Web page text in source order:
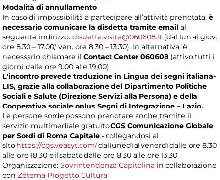
Modalità di annullamento
In caso di impossibilità a partecipare all’attività prenotata, è
necessario comunicare la disdetta tramite email al
seguente indirizzo: disdetta.visite@060608.it (dal lun.al giov.
ore 8.30 – 17.00/ ven. ore 8.30 – 13.30). In alternativa, è
necessario chiamare il Contact Center 060608 (attivo tutti i
giorni dalle ore 9.00 alle 19.00)
L'incontro prevede traduzione in Lingua dei segni italiana-
LIS, grazie alla collaborazione del Dipartimento Politiche
Sociali e Salute (Direzione Servizi alla Persona) e della
Cooperativa sociale onlus Segni di Integrazione – Lazio.
Le persone sorde possono prenotare anche tramite il
servizio multimediale gratuitoCGS Comunicazione Globale
per Sordi di Roma Capitale -collegandosi al
sitohttps://cgs.veasyt.com/dal lunedì al venerdì dalle ore 8.30
alle ore 18.30 e il sabato dalle ore 8.30 alle ore 13.30
Organizzazione: Sovrintendenza Capitolina in collaborazione
con Zètema Progetto Cultura